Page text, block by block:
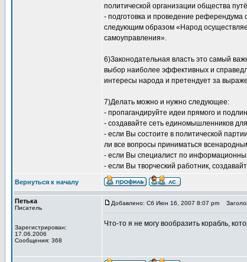
политической организации общества
- подготовка и проведение
следующим образом «Народ
самоуправления».
6)Законодательная власть это самый
выбор наиболее эффективных и
интересы народа и претендует за
7)Делать можно и нужно следующее:
- пропагандируйте идеи прямого и
- создавайте сеть единомышленников
- если Вы состоите в политической
ли все вопросы приниматься
- если Вы специалист по
- если Вы творческий работник,
Вернуться к началу
Петька
Писатель
Зарегистрирован:
17.06.2006
Сообщения: 368
Добавлено: Сб Июн 16, 2007 8:07 pm
Что-то я не могу вообразить корабль,